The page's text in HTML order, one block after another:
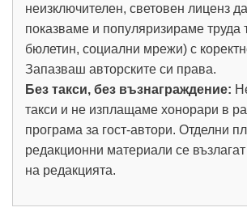
неизключителен, световен лиценз
показваме и популяризираме труда
бюлетин, социални мрежи) с
Запазваш авторските си права.
Без такси, без възнаграждение:
такси и не изплащаме хонорари в
програма за гост-автори. Отделни
редакционни материали се
на редакцията.